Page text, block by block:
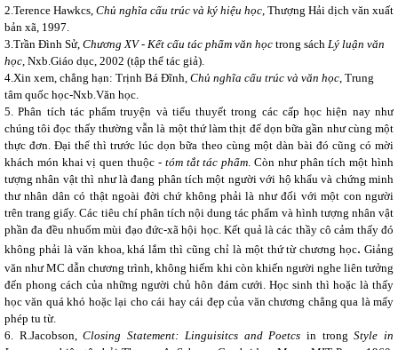
2.Terence Hawkcs, Chủ nghĩa cấu trúc và ký hiệu học, Thượng Hải dịch văn xuất
bản xã, 1997.
3.Trần Đình Sử, Chương XV- Kết cấu tác phẩm văn học trong sách Lý luận văn
học, Nxb.Giáo dục, 2002 (tập thể tác giả).
4.Xin xem, chẳng hạn: Trịnh Bá Đĩnh, Chủ nghĩa cấu trúc và văn học, Trung
tâm quốc học-Nxb.Văn học.
5. Phân tích tác phẩm truyện và tiểu thuyết trong các cấp học hiện nay như
chúng tôi đọc thấy thường vẫn là một thứ làm thịt để dọn bữa gần như cùng một
thực đơn. Đại thể thì trước lúc dọn bữa theo cùng một dàn bài đó cũng có mời
khách món khai vị quen thuộc - tóm tắt tác phẩm. Còn như phân tích một hình
tượng nhân vật thì như là đang phân tích một người với hộ khẩu và chứng minh
thư nhân dân có thật ngoài đời chứ không phải là như đối với một con người
trên trang giấy. Các tiêu chí phân tích nội dung tác phẩm và hình tượng nhân vật
phần đa đều nhuốm mùi đạo đức-xã hội học. Kết quả là các thầy cô cảm thấy đó
không phải là văn khoa, khá lắm thì cũng chỉ là một thứ từ chương học. Giảng
văn như MC dẫn chương trình, không hiếm khi còn khiến người nghe liên tưởng
đến phong cách của những người chủ hôn đám cưới. Học sinh thì hoặc là thấy
học văn quá khó hoặc lại cho cái hay cái đẹp của văn chương chẳng qua là mấy
phép tu từ.
6. R.Jacobson,Closing Statement: Linguisitcs and Poetcs in trong Style in